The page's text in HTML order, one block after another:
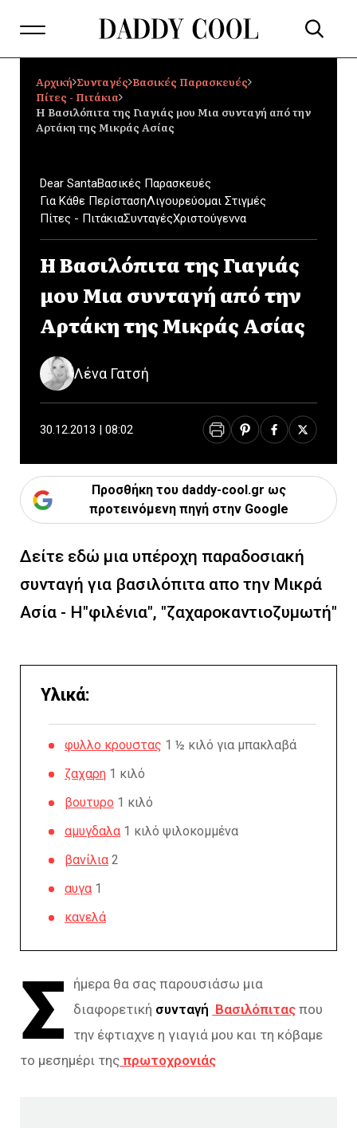
Αρχική Συνταγές Βασικές Παρασκευές
Πίτες - Πιτάκια
Η Βασιλόπιτα της Γιαγιάς μου Μια συνταγή από την
Αρτάκη της Μικράς Ασίας
Dear SantaΒασικές Παρασκευές
Για Κάθε ΠερίστασηΛιγουρεύομαι Στιγμές
Πίτες - ΠιτάκιαΣυνταγέςΧριστούγεννα
Η Βασιλόπιτα της Γιαγιάς
μου Μια συνταγή από την
Αρτάκη της Μικράς Ασίας
Λένα Γατσή
30.12.2013 | 08:02
Προσθήκη του daddy-cool.gr ως
προτεινόμενη πηγή στην Google
Δείτε εδώ μια υπέροχη παραδοσιακή
συνταγή για βασιλόπιτα απο την Μικρά
Ασία - Η"φιλένια", "ζαχαροκαντιοζυμωτή"
Υλικά:
φυλλο κρουστας 1 ½ κιλό για μπακλαβά
ζαχαρη 1 κιλό
βουτυρο 1 κιλό
αμυγδαλα 1 κιλό ψιλοκομμένα
βανίλια 2
αυγα 1
κανελά
Σ
ήμερα θα σας παρουσιάσω μια
διαφορετική συνταγή Βασιλόπιτας που
την έφτιαχνε η γιαγιά μου και τη κόβαμε
το μεσημέρι της πρωτοχρονιάς